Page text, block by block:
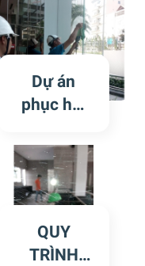
Dự án
phục hồi
xước tại
tòa C3 khu
Vinhome
Tân Cảng
QUY
TRÌNH